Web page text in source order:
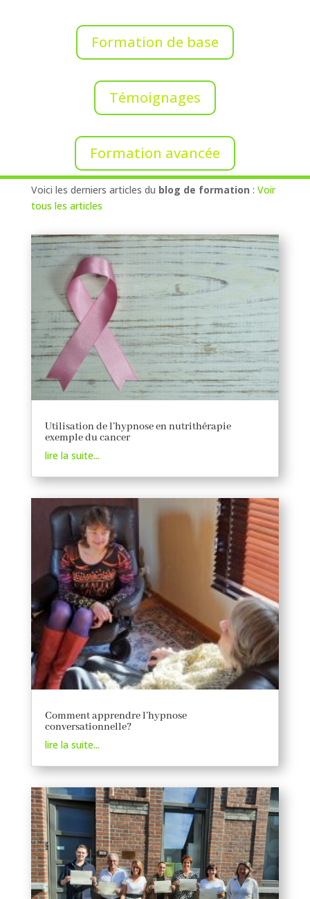
Formation de base
Témoignages
Formation avancée
Voici les derniers articles du blog de formation : Voir
tous les articles
Utilisation de l’hypnose en nutrithérapie
exemple du cancer
lire la suite...
Comment apprendre l’hypnose
conversationnelle?
lire la suite...